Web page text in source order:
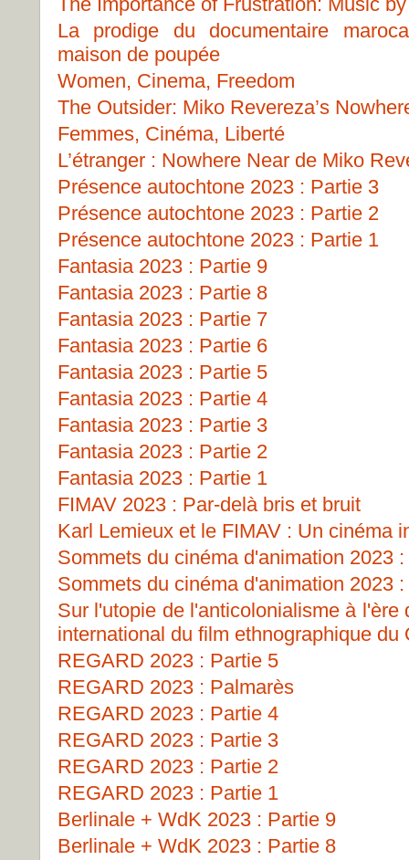
La prodige du documentaire
maison de poupée
Women, Cinema, Freedom
The Outsider: Miko Revereza’s
Femmes, Cinéma, Liberté
L’étranger : Nowhere Near de Miko
Présence autochtone 2023 : Partie 3
Présence autochtone 2023 : Partie 2
Présence autochtone 2023 : Partie 1
Fantasia 2023 : Partie 9
Fantasia 2023 : Partie 8
Fantasia 2023 : Partie 7
Fantasia 2023 : Partie 6
Fantasia 2023 : Partie 5
Fantasia 2023 : Partie 4
Fantasia 2023 : Partie 3
Fantasia 2023 : Partie 2
Fantasia 2023 : Partie 1
FIMAV 2023 : Par-delà bris et bruit
Karl Lemieux et le FIMAV : Un cinéma
Sommets du cinéma d'animation 2023
Sommets du cinéma d'animation 2023
Sur l'utopie de l'anticolonialisme à
international du film ethnographique du
REGARD 2023 : Partie 5
REGARD 2023 : Palmarès
REGARD 2023 : Partie 4
REGARD 2023 : Partie 3
REGARD 2023 : Partie 2
REGARD 2023 : Partie 1
Berlinale + WdK 2023 : Partie 9
Berlinale + WdK 2023 : Partie 8